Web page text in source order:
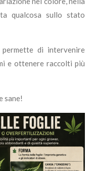
qualcosa sullo stato
di intervenire
e ottenere raccolti più
sane!